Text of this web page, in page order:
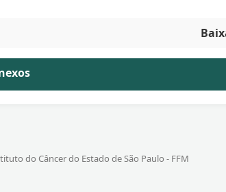
do Câncer do Estado de São Paulo - FFM